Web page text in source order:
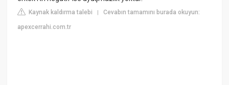
Kaynak kaldırma talebi |Cevabın tamamını burada okuyun:
apexcerrahi.com.tr